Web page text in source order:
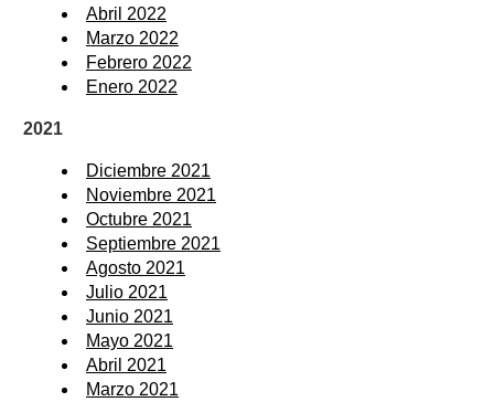
Abril 2022
Marzo 2022
Febrero 2022
Enero 2022
2021
Diciembre 2021
Noviembre 2021
Octubre 2021
Septiembre 2021
Agosto 2021
Julio 2021
Junio 2021
Mayo 2021
Abril 2021
Marzo 2021